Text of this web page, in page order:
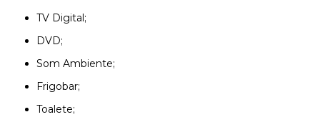
TV Digital;
DVD;
Som Ambiente;
Frigobar;
Toalete;